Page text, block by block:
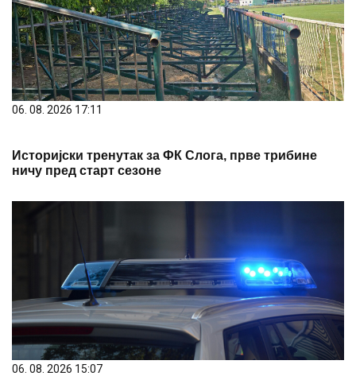
06. 08. 2026 17:11
Историјски тренутак за ФК Слога, прве трибине
ничу пред старт сезоне
06. 08. 2026 15:07